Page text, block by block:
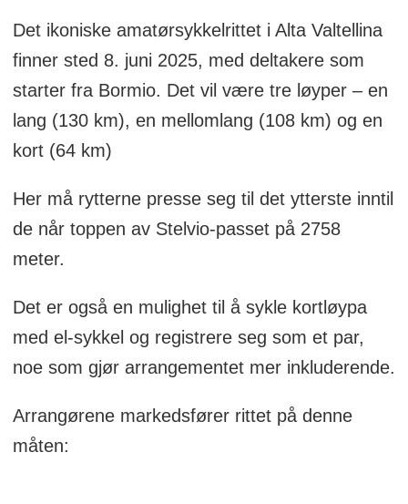
Det ikoniske amatørsykkelrittet i Alta Valtellina
finner sted 8. juni 2025, med deltakere som
starter fra Bormio. Det vil være tre løyper – en
lang (130 km), en mellomlang (108 km) og en
kort (64 km)
Her må rytterne presse seg til det ytterste inntil
de når toppen av Stelvio-passet på 2758
meter.
Det er også en mulighet til å sykle kortløypa
med el-sykkel og registrere seg som et par,
noe som gjør arrangementet mer inkluderende.
Arrangørene markedsfører rittet på denne
måten: